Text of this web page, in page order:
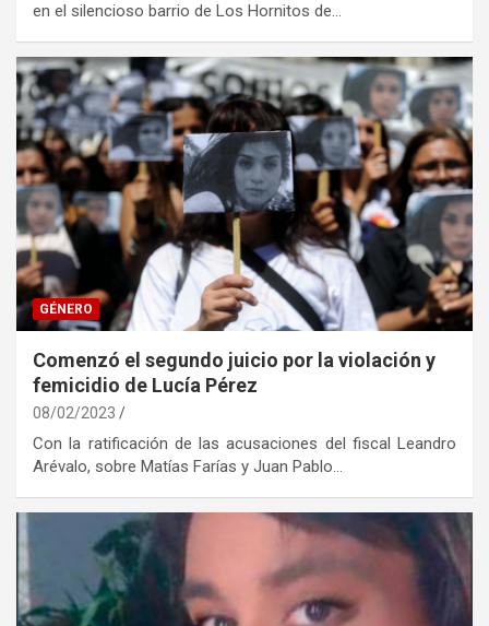
en el silencioso barrio de Los Hornitos de…
GÉNERO
Comenzó el segundo juicio por la violación y
femicidio de Lucía Pérez
08/02/2023
Con la ratificación de las acusaciones del fiscal Leandro
Arévalo, sobre Matías Farías y Juan Pablo…